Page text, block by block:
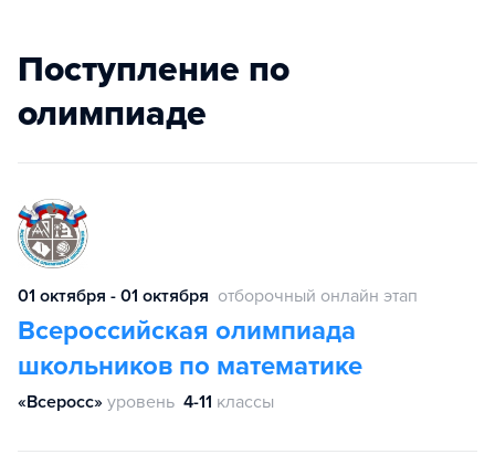
Поступление по
олимпиаде
01 октября - 01 октября отборочный онлайн этап
Всероссийская олимпиада
школьников по математике
«Всеросс» уровень 4-11 классы